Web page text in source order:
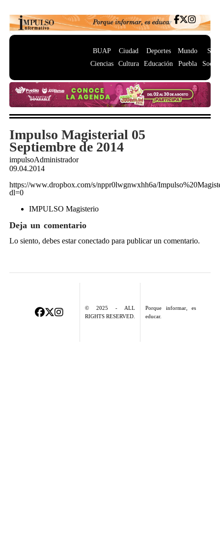
BUAP
Ciencias
Ciudad
Cultura
Deportes
Educación
Mundo
Puebla
Impulso Magisterial 05
Septiembre de 2014
impulsoAdministrador
09.04.2014
https://www.dropbox.com/s/nppr0lwgnwxhh6a/
dl=0
IMPULSO Magisterio
Deja un comentario
Lo siento, debes estarconectadopara publicar un comentario.
© 2025 - ALL
RIGHTS RESERVED.
Porque informar, es
educar.